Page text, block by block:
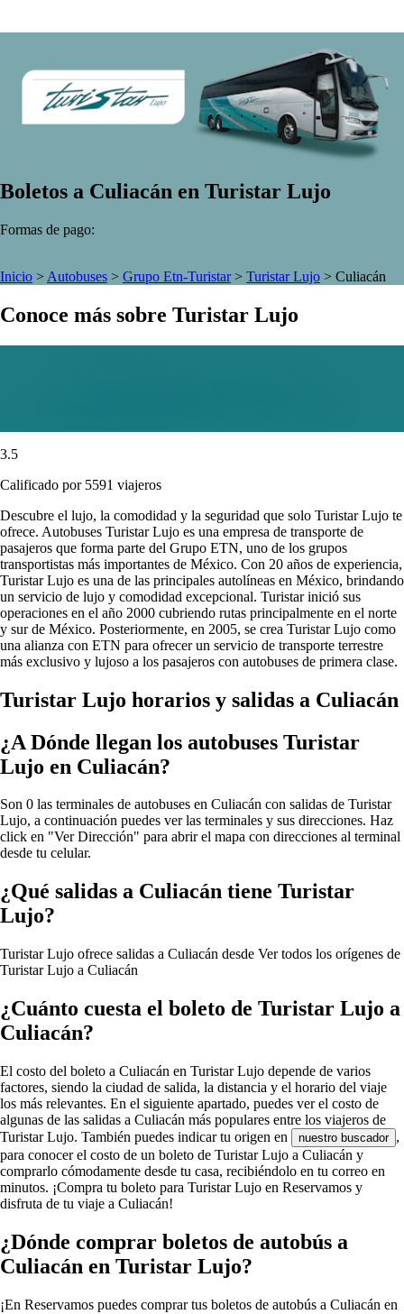
Boletos a Culiacán en Turistar Lujo
Formas de pago:
Inicio > Autobuses > Grupo Etn-Turistar> Turistar Lujo > Culiacán
Conoce más sobre Turistar Lujo
3.5
Calificado por 5591 viajeros
Descubre el lujo, la comodidad y la seguridad que solo Turistar Lujo te
ofrece. Autobuses Turistar Lujo es una empresa de transporte de
pasajeros que forma parte del Grupo ETN, uno de los grupos
transportistas más importantes de México. Con 20 años de experiencia,
Turistar Lujo es una de las principales autolíneas en México, brindando
un servicio de lujo y comodidad excepcional. Turistar inició sus
operaciones en el año 2000 cubriendo rutas principalmente en el norte
y sur de México. Posteriormente, en 2005, se crea Turistar Lujo como
una alianza con ETN para ofrecer un servicio de transporte terrestre
más exclusivo y lujoso a los pasajeros con autobuses de primera clase.
Turistar Lujo horarios y salidas a Culiacán
¿A Dónde llegan los autobuses Turistar
Lujo en Culiacán?
Son 0 las terminales de autobuses en Culiacán con salidas de Turistar
Lujo, a continuación puedes ver las terminales y sus direcciones. Haz
click en "Ver Dirección" para abrir el mapa con direcciones al terminal
desde tu celular.
¿Qué salidas a Culiacán tiene Turistar
Lujo?
Turistar Lujo ofrece salidas a Culiacán desde Ver todos los orígenes de
Turistar Lujo a Culiacán
¿Cuánto cuesta el boleto de Turistar Lujo a
Culiacán?
El costo del boleto a Culiacán en Turistar Lujo depende de varios
factores, siendo la ciudad de salida, la distancia y el horario del viaje
los más relevantes. En el siguiente apartado, puedes ver el costo de
algunas de las salidas a Culiacán más populares entre los viajeros de
Turistar Lujo. También puedes indicar tu origen en
nuestro buscador ,
para conocer el costo de un boleto de Turistar Lujo a Culiacán y
comprarlo cómodamente desde tu casa, recibiéndolo en tu correo en
minutos. ¡Compra tu boleto para Turistar Lujo en Reservamos y
disfruta de tu viaje a Culiacán!
¿Dónde comprar boletos de autobús a
Culiacán en Turistar Lujo?
¡En Reservamos puedes comprar tus boletos de autobús a Culiacán en